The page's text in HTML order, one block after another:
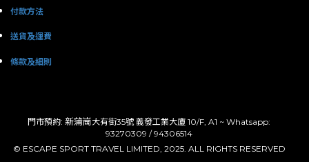
付款方法
送貨及運費
條款及細則
門市預約: 新蒲崗大有街35號 義發工業大廈 10/F, A1 ~ Whatsapp:
93270309 / 94306514
© ESCAPE SPORT TRAVEL LIMITED, 2025. ALL RIGHTS RESERVED